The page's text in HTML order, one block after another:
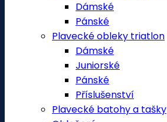
Dámské
Pánské
Plavecké obleky triatlon
Dámské
Juniorské
Pánské
Příslušenství
Plavecké batohy a tašky